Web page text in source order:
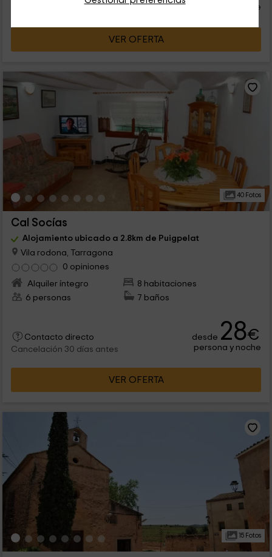
persona y noche
VER OFERTA
40 Fotos
Cal Socías
Alojamiento ubicado a 2.8km de Puigpelat
Vila rodona, Tarragona
0 opiniones
Alquiler íntegro
8 habitaciones
6 personas
7 baños
Contacto directo
Cancelación 30 días antes
desde 28€
persona y noche
VER OFERTA
15 Fotos